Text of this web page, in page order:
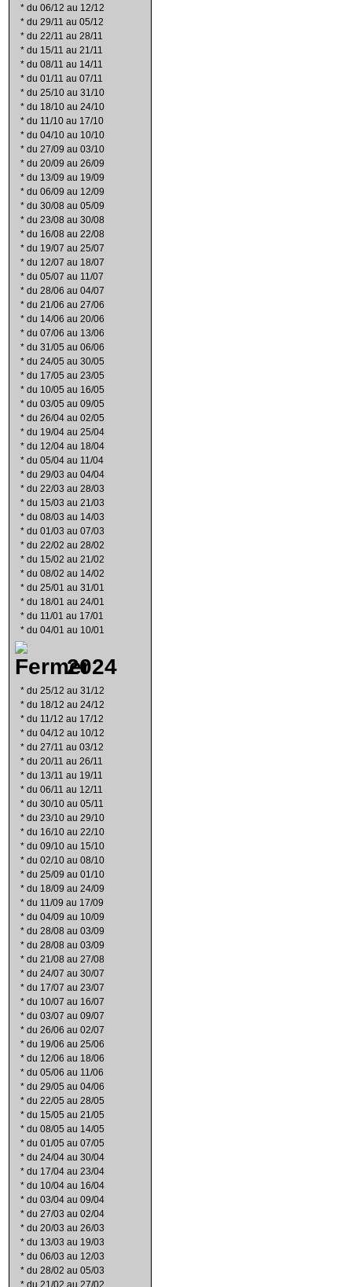
* du 06/12 au 12/12
* du 29/11 au 05/12
* du 22/11 au 28/11
* du 15/11 au 21/11
* du 08/11 au 14/11
* du 01/11 au 07/11
* du 25/10 au 31/10
* du 18/10 au 24/10
* du 11/10 au 17/10
* du 04/10 au 10/10
* du 27/09 au 03/10
* du 20/09 au 26/09
* du 13/09 au 19/09
* du 06/09 au 12/09
* du 30/08 au 05/09
* du 23/08 au 30/08
* du 16/08 au 22/08
* du 19/07 au 25/07
* du 12/07 au 18/07
* du 05/07 au 11/07
* du 28/06 au 04/07
* du 21/06 au 27/06
* du 14/06 au 20/06
* du 07/06 au 13/06
* du 31/05 au 06/06
* du 24/05 au 30/05
* du 17/05 au 23/05
* du 10/05 au 16/05
* du 03/05 au 09/05
* du 26/04 au 02/05
* du 19/04 au 25/04
* du 12/04 au 18/04
* du 05/04 au 11/04
* du 29/03 au 04/04
* du 22/03 au 28/03
* du 15/03 au 21/03
* du 08/03 au 14/03
* du 01/03 au 07/03
* du 22/02 au 28/02
* du 15/02 au 21/02
* du 08/02 au 14/02
* du 25/01 au 31/01
* du 18/01 au 24/01
* du 11/01 au 17/01
* du 04/01 au 10/01
2024
* du 25/12 au 31/12
* du 18/12 au 24/12
* du 11/12 au 17/12
* du 04/12 au 10/12
* du 27/11 au 03/12
* du 20/11 au 26/11
* du 13/11 au 19/11
* du 06/11 au 12/11
* du 30/10 au 05/11
* du 23/10 au 29/10
* du 16/10 au 22/10
* du 09/10 au 15/10
* du 02/10 au 08/10
* du 25/09 au 01/10
* du 18/09 au 24/09
* du 11/09 au 17/09
* du 04/09 au 10/09
* du 28/08 au 03/09
* du 28/08 au 03/09
* du 21/08 au 27/08
* du 24/07 au 30/07
* du 17/07 au 23/07
* du 10/07 au 16/07
* du 03/07 au 09/07
* du 26/06 au 02/07
* du 19/06 au 25/06
* du 12/06 au 18/06
* du 05/06 au 11/06
* du 29/05 au 04/06
* du 22/05 au 28/05
* du 15/05 au 21/05
* du 08/05 au 14/05
* du 01/05 au 07/05
* du 24/04 au 30/04
* du 17/04 au 23/04
* du 10/04 au 16/04
* du 03/04 au 09/04
* du 27/03 au 02/04
* du 20/03 au 26/03
* du 13/03 au 19/03
* du 06/03 au 12/03
* du 28/02 au 05/03
* du 21/02 au 27/02